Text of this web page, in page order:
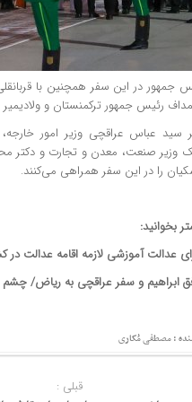
جمهور در این سفر همچنین با
رئیس جمهور ترکمنستان و
سید عباس عراقچی وزیر امور
وزیر صنعت، معدن و تجارت و دکتر
را در این سفر همراهی می‌کنند.
بخوانید:
عدالت آموزشی لازمه اقامه عدالت
ابراهیم و سفر عراقچی به ریاض/ چشم
: مصطفی مُکاری
قبلی :